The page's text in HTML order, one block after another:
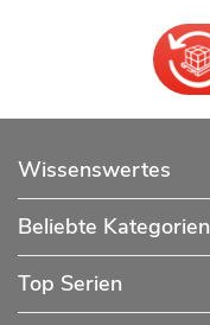
Wissenswertes
Beliebte Kategorien
Top Serien